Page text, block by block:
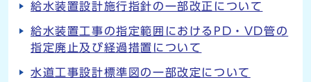
給水装置設計施行指針の一部改正について
給水装置工事の指定範囲におけるPD・VD管の
指定廃止及び経過措置について
水道工事設計標準図の一部改定について